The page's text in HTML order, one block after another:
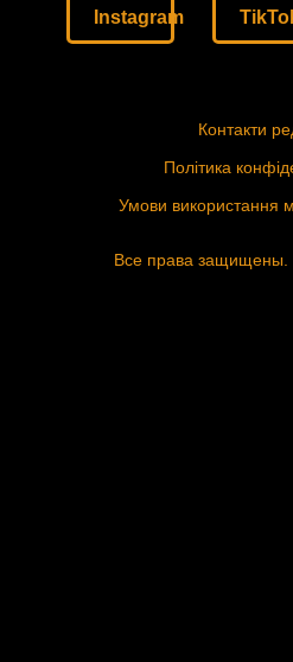
Instagram
Контакти
Політика
Умови використання
Все права защищены.